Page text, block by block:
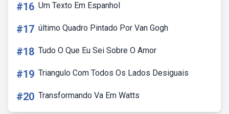
#16 Um Texto Em Espanhol
#17 último Quadro Pintado Por Van Gogh
#18 Tudo O Que Eu Sei Sobre O Amor
#19 Triangulo Com Todos Os Lados Desiguais
#20 Transformando Va Em Watts